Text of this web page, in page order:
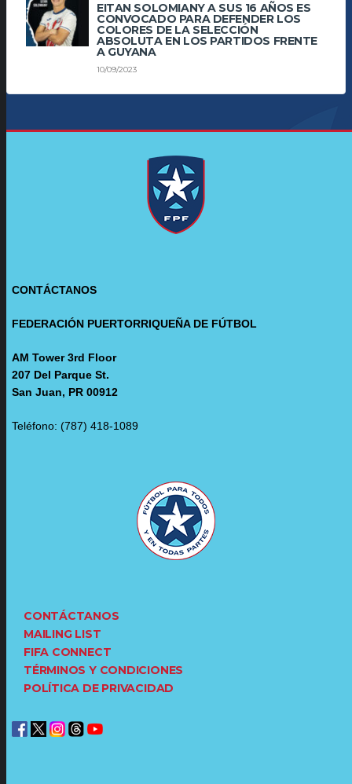
EITAN SOLOMIANY A SUS 16 AÑOS ES
CONVOCADO PARA DEFENDER LOS
COLORES DE LA SELECCIÓN
ABSOLUTA EN LOS PARTIDOS FRENTE
A GUYANA
10/09/2023
CONTÁCTANOS
FEDERACIÓN PUERTORRIQUEÑA DE FÚTBOL
AM Tower 3rd Floor
207 Del Parque St.
San Juan, PR 00912
Teléfono: (787) 418-1089
CONTÁCTANOS
MAILING LIST
FIFA CONNECT
TÉRMINOS Y CONDICIONES
POLÍTICA DE PRIVACIDAD